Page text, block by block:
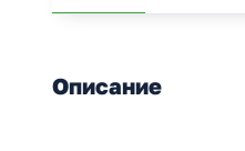
Описание